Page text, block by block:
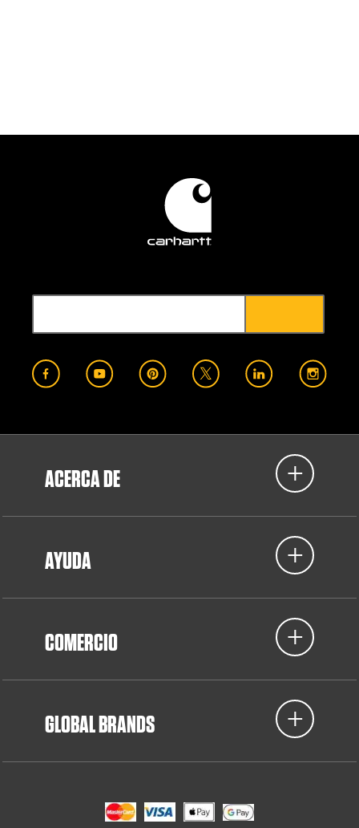
ACERCA DE
AYUDA
COMERCIO
GLOBAL BRANDS